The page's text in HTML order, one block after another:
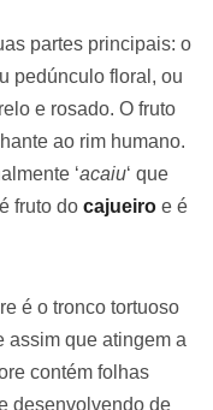
partes principais: o
pedúnculo floral, ou
e rosado. O fruto
ao rim humano.
‘acaiu‘ que
fruto do cajueiro e é
é o tronco tortuoso
assim que atingem a
contém folhas
desenvolvendo de